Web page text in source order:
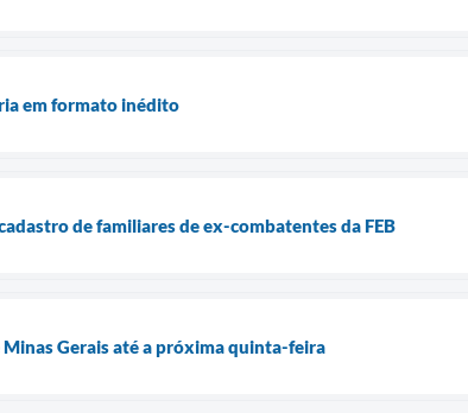
em formato inédito
de familiares de ex-combatentes da FEB
Minas Gerais até a próxima quinta-feira